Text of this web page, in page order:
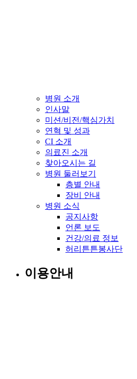
병원 소개
인사말
미션/비전/핵심가치
연혁 및 성과
CI 소개
의료진 소개
찾아오시는 길
병원 둘러보기
층별 안내
장비 안내
병원 소식
공지사항
언론 보도
건강/의료 정보
허리튼튼봉사단
이용안내